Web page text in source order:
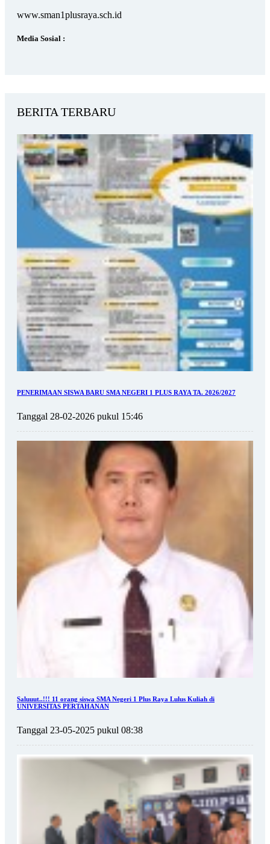
www.sman1plusraya.sch.id
Media Sosial :
BERITA TERBARU
PENERIMAAN SISWA BARU SMA NEGERI 1 PLUS RAYA TA. 2026/2027
Tanggal 28-02-2026 pukul 15:46
Saluuut..!!! 11 orang siswa SMA Negeri 1 Plus Raya Lulus Kuliah di
UNIVERSITAS PERTAHANAN
Tanggal 23-05-2025 pukul 08:38